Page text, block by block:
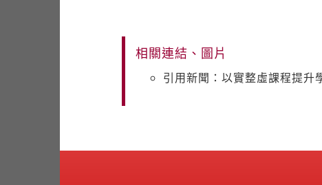
相關連結、圖片
引用新聞：以實整虛課程提升